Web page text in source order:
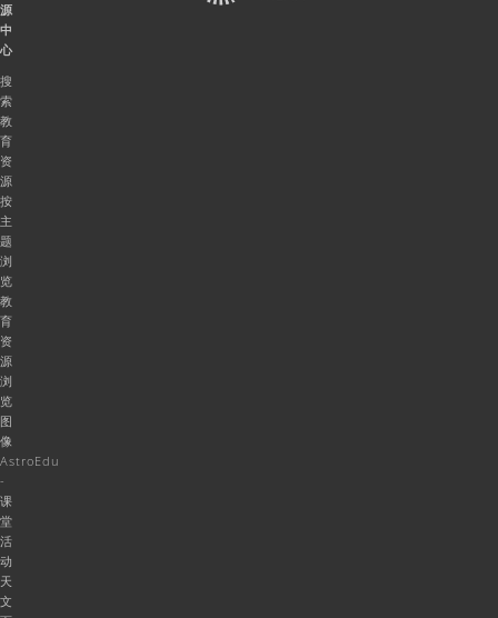
源
中
心
搜
索
教
育
资
源
按
主
题
浏
览
教
育
资
源
浏
览
图
像
AstroEdu
-
课
堂
活
动
天
文